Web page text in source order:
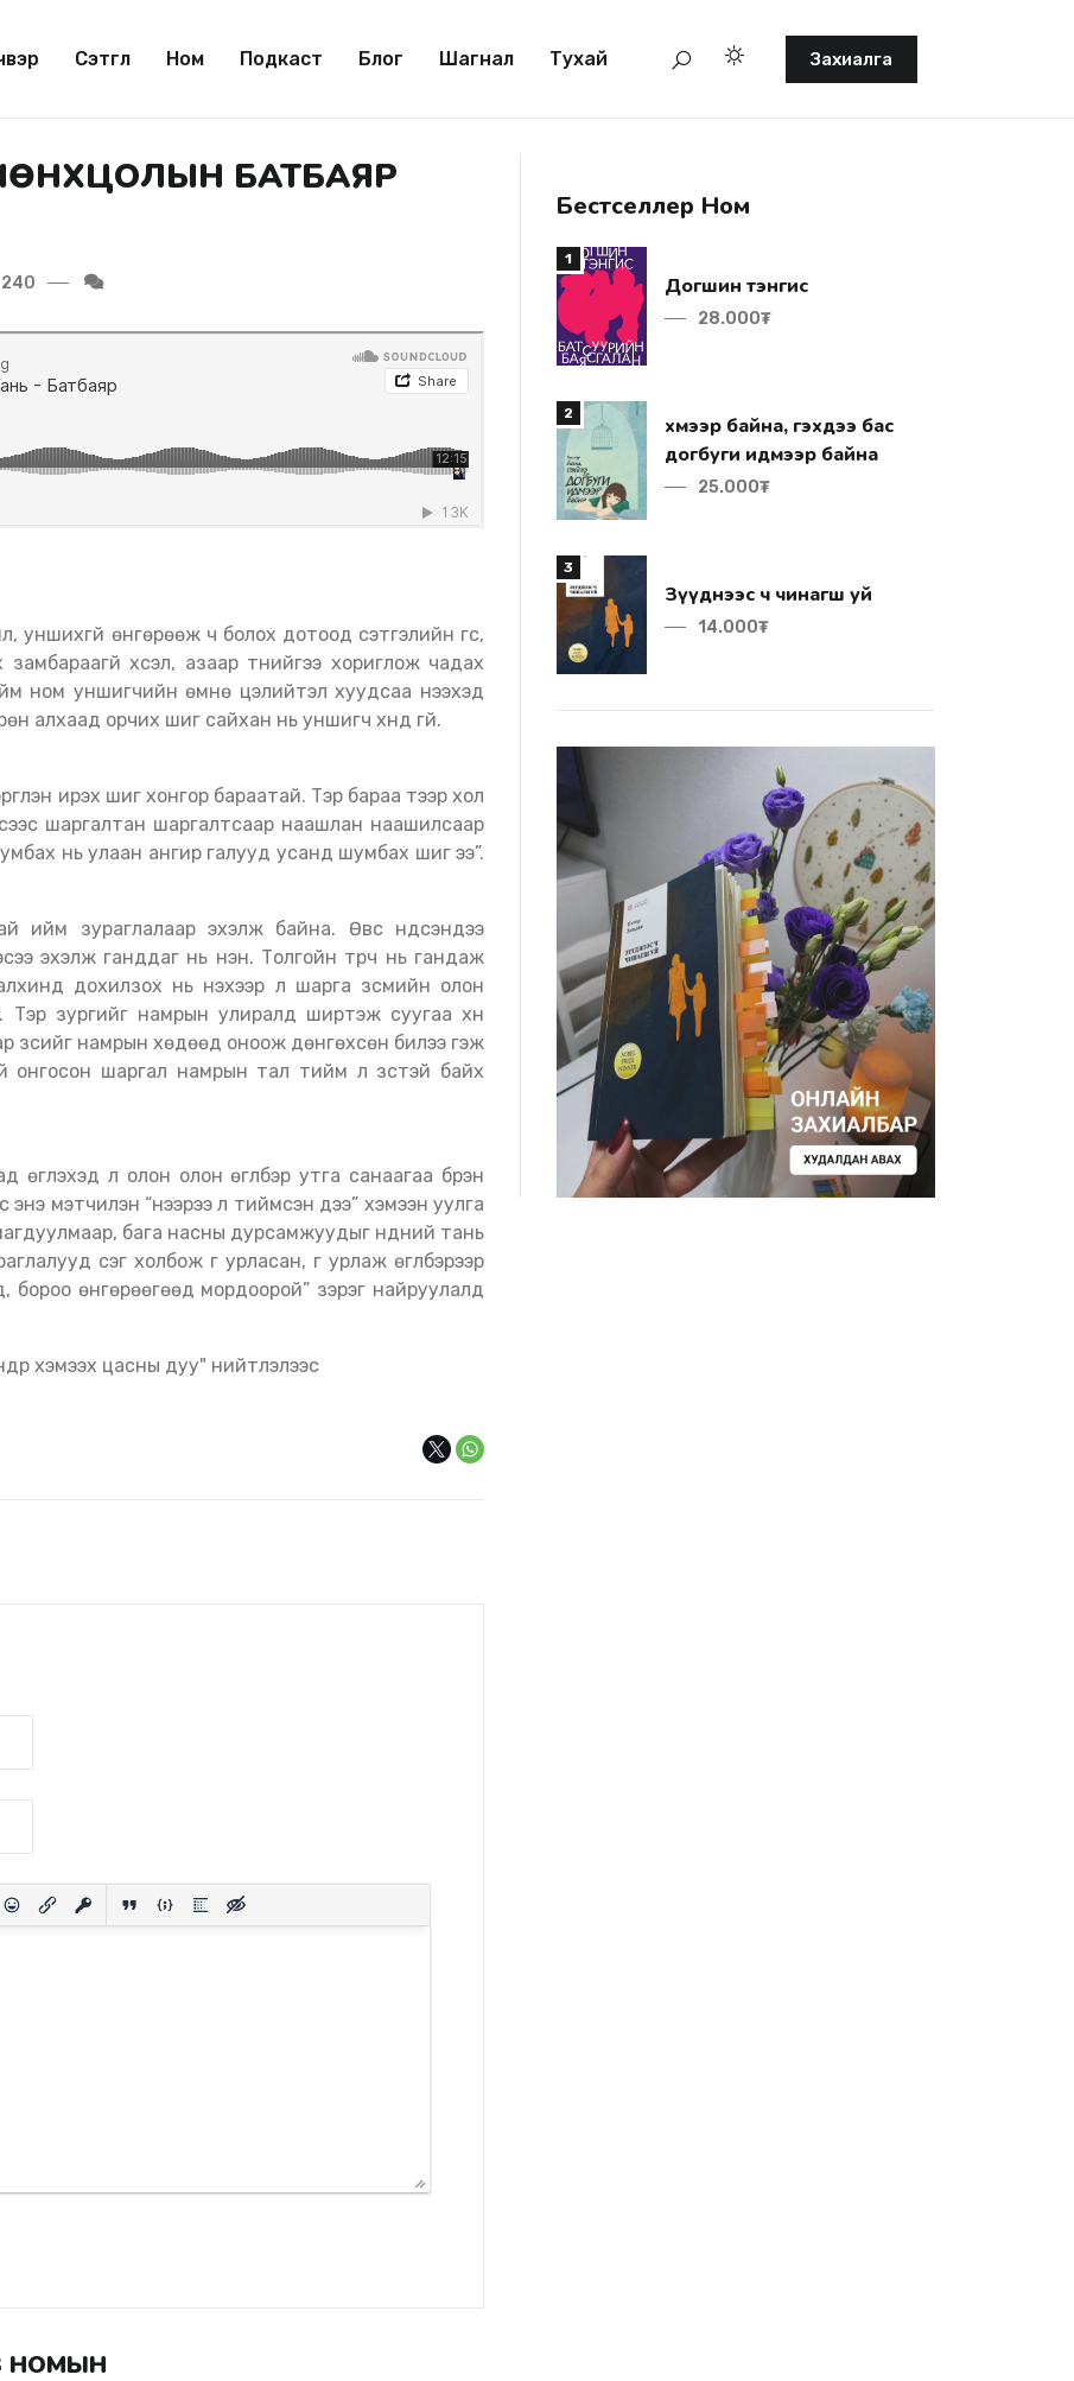
Сэтгүүл Ном Подкаст Блог Шагнал Тухай Захиалга
БАТБАЯР
хүсэл, азаар түүнийгээ хориглож чадах
ном уншигчийн өмнө цэлийтэл хуудсаа нээхэд
алхаад орчих шиг сайхан нь уншигч хүнд үгүй.
ирэх шиг хонгор бараатай. Тэр бараа тээр хол
шаргалтан шаргалтсаар наашлан наашилсаар
нь улаан ангир галууд усанд шумбах шиг ээ”.
эхэлж ганддаг нь үнэн. Толгойн түрүүч нь гандаж
дохилзох нь үнэхээр л шарга зүсмийн олон
Тэр зургийг намрын улиралд ширтэж суугаа хүн
зүсийг намрын хөдөөд оноож дөнгөхсөн билээ гэж
онгосон шаргал намрын тал тийм л зүстэй байх
л олон олон өгүүлбэр утга санаагаа бүрэн
мэтчилэн “нээрээ л тиймсэн дээ” хэмээн уулга
бага насны дурсамжуудыг нүдний тань
үсэг холбож үг урласан, үг урлаж өгүүлбэрээр
бороо өнгөрөөгөөд мордоорой” зэрэг найруулалд
хэмээх цасны дуу" нийтлэлээс
Бестселлер Ном
1
Догшин тэнгис
28.000₮
2
догбуги идмээр байна
25.000₮
3
Зүүднээс ч чинагш уй
14.000₮